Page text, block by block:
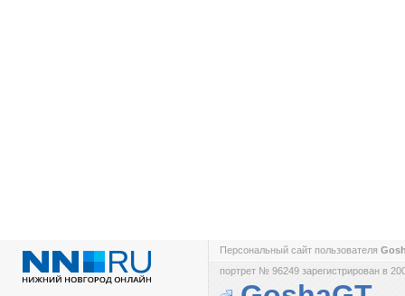
Персональный сайт пользователя
портрет № 96249 зарегистрирован в